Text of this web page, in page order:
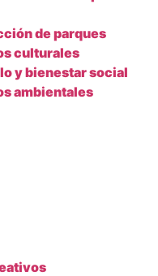
de parques
culturales
y bienestar social
ambientales